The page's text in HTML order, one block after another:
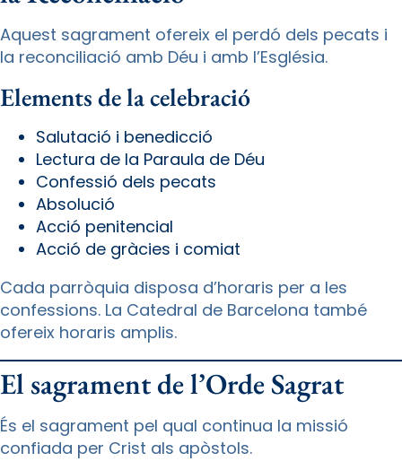
Aquest sagrament ofereix el perdó dels pecats i
la reconciliació amb Déu i amb l’Església.
Elements de la celebració
Salutació i benedicció
Lectura de la Paraula de Déu
Confessió dels pecats
Absolució
Acció penitencial
Acció de gràcies i comiat
Cada parròquia disposa d’horaris per a les
confessions. La Catedral de Barcelona també
ofereix horaris amplis.
El sagrament de l’Orde Sagrat
És el sagrament pel qual continua la missió
confiada per Crist als apòstols.